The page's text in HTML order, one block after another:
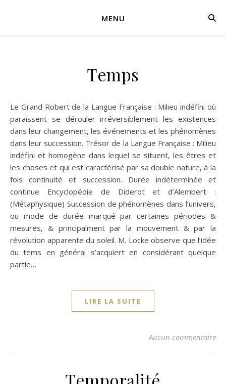
MENU
Temps
Le Grand Robert de la Langue Française : Milieu indéfini où
paraissent se dérouler irréversiblement les existences
dans leur changement, les événements et les phénomènes
dans leur succession. Trésor de la Langue Française : Milieu
indéfini et homogène dans lequel se situent, les êtres et
les choses et qui est caractérisé par sa double nature, à la
fois continuité et succession. Durée indéterminée et
continue Encyclopédie de Diderot et d’Alembert :
(Métaphysique) Succession de phénomènes dans l’univers,
ou mode de durée marqué par certaines périodes &
mesures, & principalment par la mouvement & par la
révolution apparente du soleil. M. Locke observe que l’idée
du tems en général s’acquiert en considérant quelque
partie…
LIRE LA SUITE
Aucun commentaire